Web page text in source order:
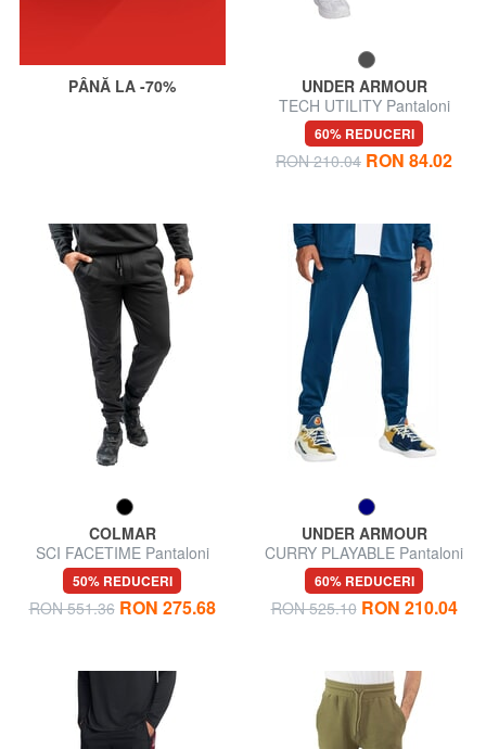
PÂNĂ LA -70%
UNDER ARMOUR
TECH UTILITY Pantaloni
scurţi
60% REDUCERI
RON 210.04 RON 84.02
COLMAR
SCI FACETIME Pantaloni
termici
50% REDUCERI
RON 551.36 RON 275.68
UNDER ARMOUR
CURRY PLAYABLE Pantaloni
de trening
60% REDUCERI
RON 525.10 RON 210.04